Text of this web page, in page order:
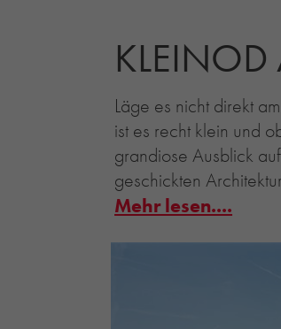
KLEINOD
Läge es nicht direkt
ist es recht klein und
grandiose Ausblick
geschickten
Mehr lesen....